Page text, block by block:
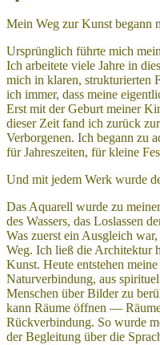
Mein Weg zur Kunst begann
Ursprünglich führte mich
Ich arbeitete viele Jahre in
mich in klaren, strukturierten
ich immer, dass meine
Erst mit der Geburt meiner
dieser Zeit fand ich zurück
Verborgenen. Ich begann zu
für Jahreszeiten, für kleine
Und mit jedem Werk wurde
Das Aquarell wurde zu
des Wassers, das Loslassen
Was zuerst ein Ausgleich
Weg. Ich ließ die Architektur
Kunst. Heute entstehen
Naturverbindung, aus
Menschen über Bilder zu
kann Räume öffnen —
Rückverbindung. So wurde
der Begleitung über die